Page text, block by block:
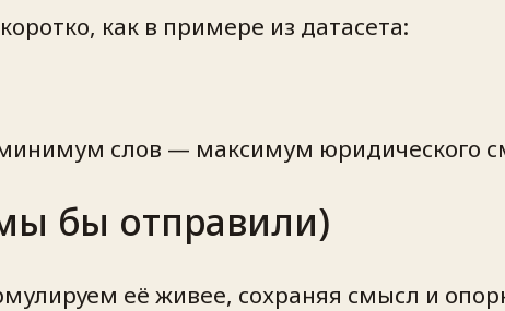
как в примере из датасета:
слов — максимум юридического
бы отправили)
её живее, сохраняя смысл и